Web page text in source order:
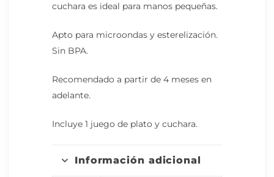
cuchara es ideal para manos pequeñas.
Apto para microondas y esterelización.
Sin BPA.
Recomendado a partir de 4 meses en
adelante.
Incluye 1 juego de plato y cuchara.
Información adicional